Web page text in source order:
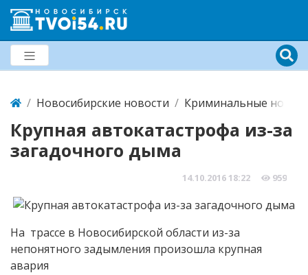
Новосибирские новости Криминальные
Крупная автокатастрофа из-за
загадочного дыма
14.10.2016 18:22 959
На трассе в Новосибирской области из-за
непонятного задымления произошла крупная
авария